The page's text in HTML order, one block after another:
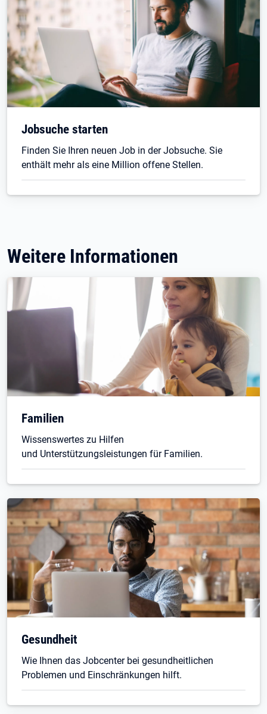
Jobsuche starten
Finden Sie Ihren neuen Job in der Jobsuche. Sie
enthält mehr als eine Million offene Stellen.
Weitere Informationen
Familien
Wissenswertes zu Hilfen
und Unterstützungsleistungen für Familien.
Gesundheit
Wie Ihnen das Jobcenter bei gesundheitlichen
Problemen und Einschränkungen hilft.